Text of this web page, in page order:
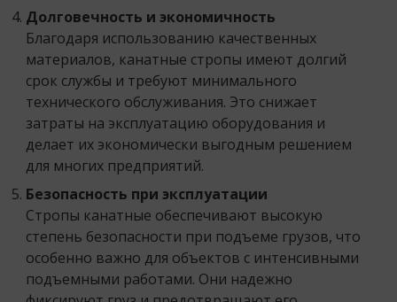
Долговечность и экономичность
Благодаря использованию качественных
материалов, канатные стропы имеют долгий
срок службы и требуют минимального
технического обслуживания. Это снижает
затраты на эксплуатацию оборудования и
делает их экономически выгодным решением
для многих предприятий.
Безопасность при эксплуатации
Стропы канатные обеспечивают высокую
степень безопасности при подъеме грузов, что
особенно важно для объектов с интенсивными
подъемными работами. Они надежно